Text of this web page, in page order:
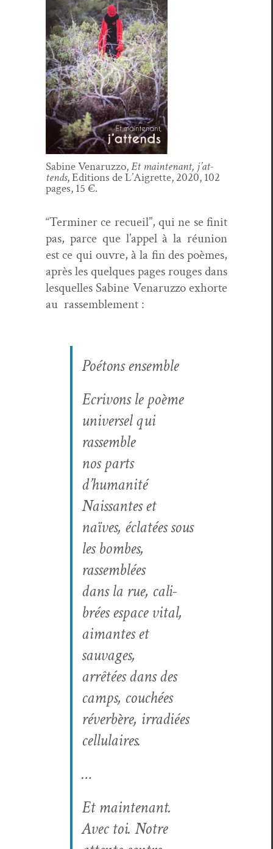
Sabine Venaruz­zo,Et main­tenant, j’at­
tends, Edi­tions de L’Ai­grette, 2020, 102
pages, 15 €.
“Ter­min­er ce recueil”, qui ne se finit
pas, parce que l’ap­pel à la réu­nion
est ce qui ouvre, à la fin des poèmes,
après les quelques pages rouges dans
lesquelles Sabine Venaruz­zo exhorte
au rassemblement :
Poé­tons ensemble
Ecrivons le poème
uni­versel qui
rassem­ble
nos parts
d’humanité
Nais­santes et
naïves, éclatées sous
les bombes,
rassemblées
dans la rue, cal­i­
brées espace vital,
aimantes et
sauvages,
arrêtées dans des
camps, couchées
réver­bère, irradiées
cellulaires.
…
Et main­tenant.
Avec toi. Notre